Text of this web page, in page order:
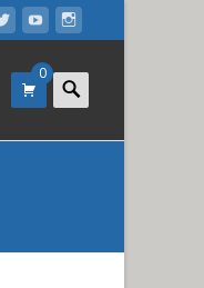
0 Search
for: